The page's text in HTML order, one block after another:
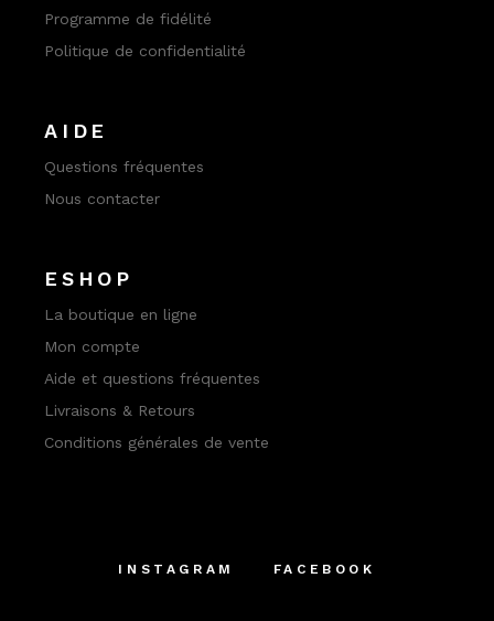
Programme de fidélité
Politique de confidentialité
AIDE
Questions fréquentes
Nous contacter
ESHOP
La boutique en ligne
Mon compte
Aide et questions fréquentes
Livraisons & Retours
Conditions générales de vente
INSTAGRAM FACEBOOK